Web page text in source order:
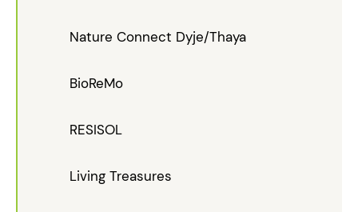
Nature Connect Dyje/Thaya
BioReMo
RESISOL
Living Treasures